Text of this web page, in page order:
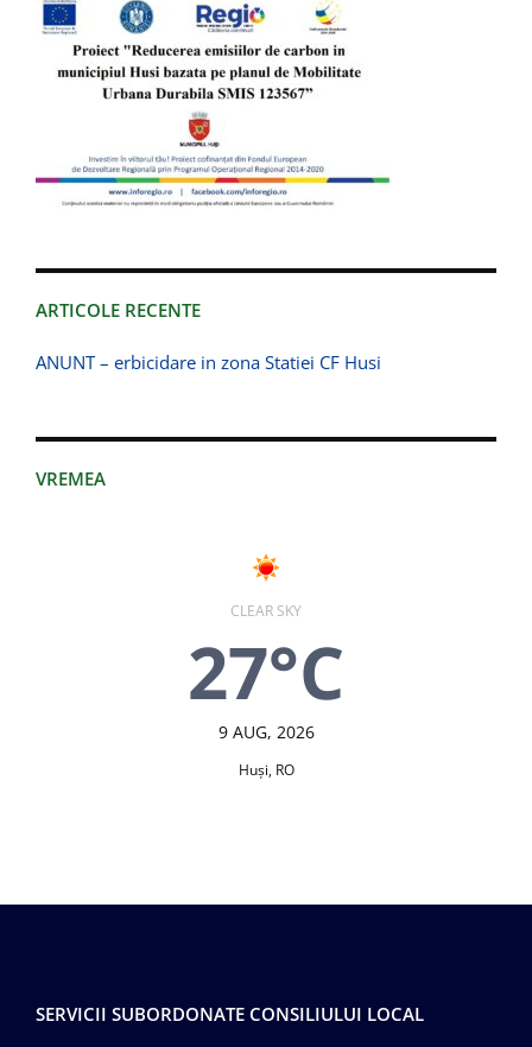
ARTICOLE RECENTE
ANUNT – erbicidare in zona Statiei CF Husi
VREMEA
CLEAR SKY
27°C
9 AUG, 2026
Huşi, RO
SERVICII SUBORDONATE CONSILIULUI LOCAL